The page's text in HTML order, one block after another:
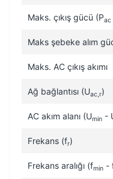
Maks. çıkış gücü (Pac
Maks şebeke alım
Maks. AC çıkış akımı
Ağ bağlantısı (Uac,r)
AC akım alanı (Umin -
Frekans (fr)
Frekans aralığı (fmin -